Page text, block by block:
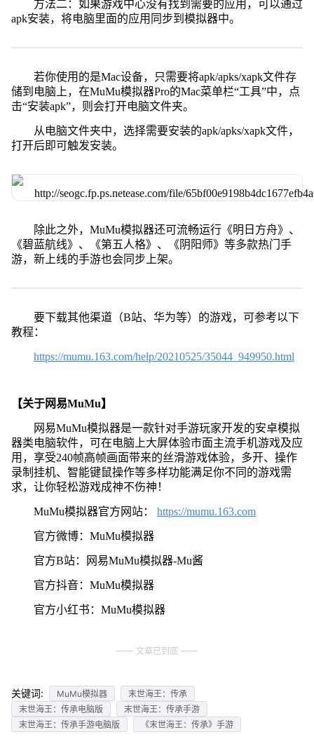
方法二：如果游戏中心没有找到需要的应用，可以通过
apk安装，将电脑里面的应用同步到模拟器中。
若你使用的是Mac设备，只需要将apk/apks/xapk文件存
储到电脑上，在MuMu模拟器Pro的Mac菜单栏“工具”中，点
击“安装apk”，则会打开电脑文件夹。
从电脑文件夹中，选择需要安装的apk/apks/xapk文件，
打开后即可触发安装。
除此之外，MuMu模拟器还可流畅运行《明日方舟》、
《碧蓝航线》、《第五人格》、《阴阳师》等多款热门手
游，新上线的手游也会同步上架。
要下载其他渠道（B站、华为等）的游戏，可参考以下
教程：
https://mumu.163.com/help/20210525/35044_949950.html
【关于网易MuMu】
网易MuMu模拟器是一款针对手游玩家开发的安卓模拟
器类电脑软件，可在电脑上大屏体验市面主流手机游戏及应
用，享受240帧高帧画面带来的丝滑游戏体验，多开、操作
录制挂机、智能键鼠操作等多样功能满足你不同的游戏需
求，让你轻松游戏成神不伤神！
MuMu模拟器官方网站： https://mumu.163.com
官方微博：MuMu模拟器
官方B站：网易MuMu模拟器-Mu酱
官方抖音：MuMu模拟器
官方小红书：MuMu模拟器
文章已到底
关键词: MuMu模拟器
末世海王：传承
末世海王：传承电脑版
末世海王：传承手游
末世海王：传承手游电脑版
《末世海王：传承》手游